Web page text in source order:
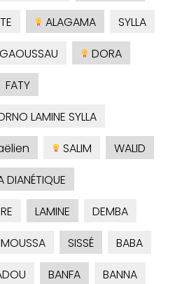
ALAGAMA
SYLLA
GAOUSSAU
DORA
FATY
LAMINE SYLLA
SALIM
WALID
DIANÉTIQUE
LAMINE
DEMBA
MOUSSA SISSÉ
BABA
BANFA
BANNA